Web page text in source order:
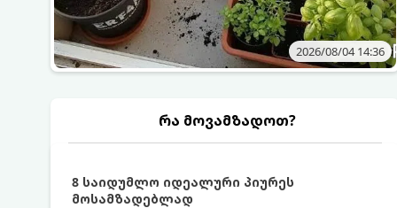
2026/08/04 14:36
რა მოვამზადოთ?
8 საიდუმლო იდეალური პიურეს
მოსამზადებლად